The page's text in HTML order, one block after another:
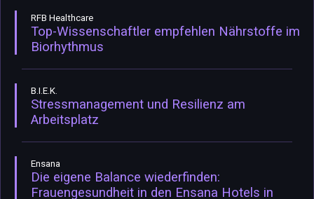
RFB Healthcare
Top-Wissenschaftler empfehlen Nährstoffe im
Biorhythmus
B.I.E.K.
Stressmanagement und Resilienz am
Arbeitsplatz
Ensana
Die eigene Balance wiederfinden:
Frauengesundheit in den Ensana Hotels in